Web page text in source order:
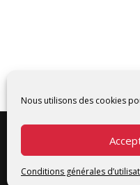
Nous utilisons des cookies
Conditions générales